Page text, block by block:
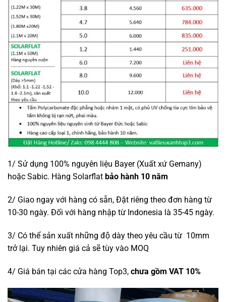
1/ Sử dụng 100% nguyên liệu Bayer (Xuất xứ Gemany)
hoặc Sabic. Hàng Solarflat bảo hành 10 năm
2/ Giao ngay với hàng có sẵn, Đặt riêng theo đơn hàng từ
10-30 ngày. Đối với hàng nhập từ Indonesia là 35-45 ngày.
3/ Có thể sản xuất những độ dày theo yêu cầu từ 10mm
trở lại. Tuy nhiên giá cả sẽ tùy vào MOQ
4/ Giá bán tại các cửa hàng Top3, chưa gồm VAT 10%